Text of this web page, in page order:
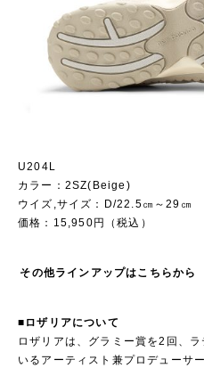
U204L
カラー：2SZ(Beige)
ウイズ,サイズ：D/22.5㎝～29㎝
価格：15,950円（税込）
その他ラインアップはこちらから
■ロザリアについて
ロザリアは、グラミー賞を2回、
いるアーティスト兼プロデューサ